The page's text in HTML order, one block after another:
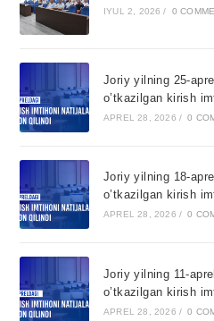
IYUL 2, 2026 / 0
Joriy yilning 25-
o’tkazilgan kirish
APREL 28, 2026 / 0
Joriy yilning 18-
o’tkazilgan kirish
APREL 28, 2026 / 0
Joriy yilning 11-
o’tkazilgan kirish
APREL 28, 2026 / 0